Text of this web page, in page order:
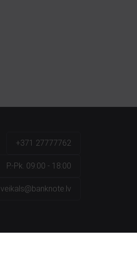
+371 27777762
P.-Pk. 09:00 - 18:00
veikals@banknote.lv